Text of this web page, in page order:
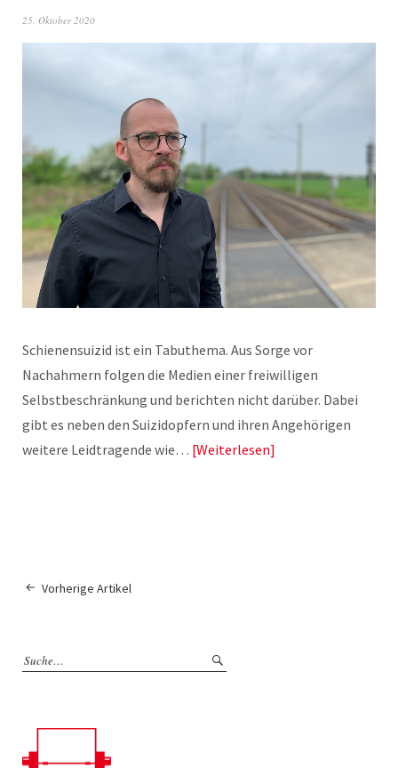
25. Oktober 2020
Schienensuizid ist ein Tabuthema. Aus Sorge vor
Nachahmern folgen die Medien einer freiwilligen
Selbstbeschränkung und berichten nicht darüber. Dabei
gibt es neben den Suizidopfern und ihren Angehörigen
weitere Leidtragende wie… Weiterlesen
Vorherige Artikel